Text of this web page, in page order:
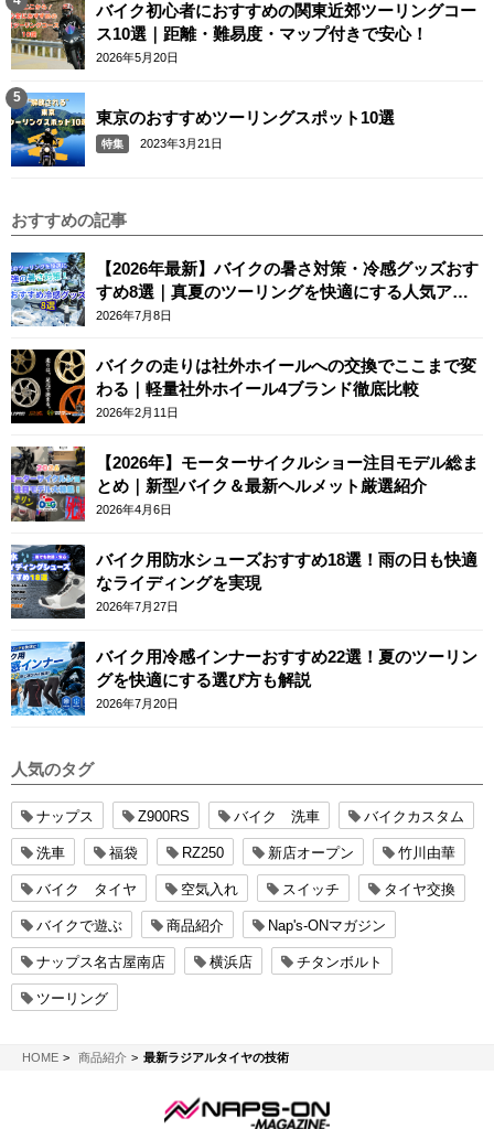
バイク初心者におすすめの関東近郊ツーリングコー
ス10選｜距離・難易度・マップ付きで安心！
2026年5月20日
東京のおすすめツーリングスポット10選
特集 2023年3月21日
おすすめの記事
【2026年最新】バイクの暑さ対策・冷感グッズおす
すめ8選｜真夏のツーリングを快適にする人気アイ
テム
2026年7月8日
バイクの走りは社外ホイールへの交換でここまで変
わる｜軽量社外ホイール4ブランド徹底比較
2026年2月11日
【2026年】モーターサイクルショー注目モデル総ま
とめ｜新型バイク＆最新ヘルメット厳選紹介
2026年4月6日
バイク用防水シューズおすすめ18選！雨の日も快適
なライディングを実現
2026年7月27日
バイク用冷感インナーおすすめ22選！夏のツーリン
グを快適にする選び方も解説
2026年7月20日
人気のタグ
ナップス Z900RS バイク 洗車 バイクカスタム
洗車 福袋 RZ250 新店オープン 竹川由華
バイク タイヤ 空気入れ スイッチ タイヤ交換
バイクで遊ぶ 商品紹介 Nap's-ONマガジン
ナップス名古屋南店 横浜店 チタンボルト
ツーリング
HOMENAPS-ON マガジン
商品紹介 最新ラジアルタイヤの技術